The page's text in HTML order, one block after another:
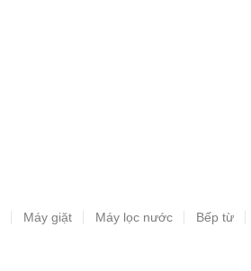
Máy giặt Máy lọc nước Bếp từ